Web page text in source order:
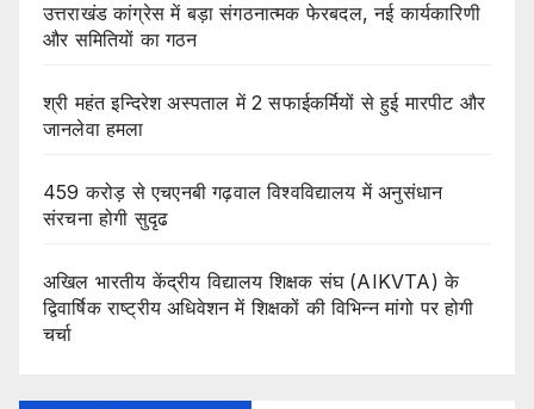
उत्तराखंड कांग्रेस में बड़ा संगठनात्मक फेरबदल, नई कार्यकारिणी
और समितियों का गठन
श्री महंत इन्दिरेश अस्पताल में 2 सफाईकर्मियों से हुई मारपीट और
जानलेवा हमला
459 करोड़ से एचएनबी गढ़वाल विश्वविद्यालय में अनुसंधान
संरचना होगी सुदृढ
अखिल भारतीय केंद्रीय विद्यालय शिक्षक संघ (AIKVTA) के
द्विवार्षिक राष्ट्रीय अधिवेशन में शिक्षकों की विभिन्न मांगो पर होगी
चर्चा